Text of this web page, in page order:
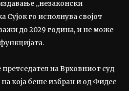
„незаконски
Сујок го исполнува својот
до 2029 година, и не може
на Врховниот суд
на која беше избран и од Фидес